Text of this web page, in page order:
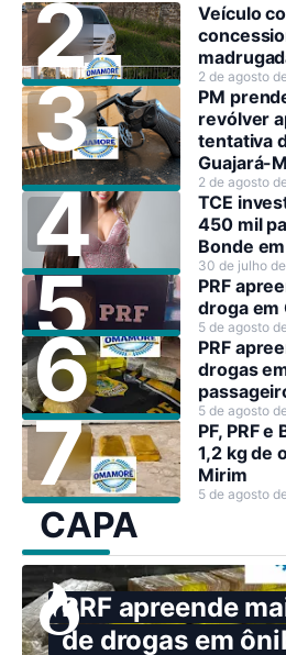
Veículo
2 de agosto
PM
revólver
tentativa
Guajará-
2 de agosto
TCE
450 mil
Bonde
30 de julho
PRF
droga em
5 de agosto
PRF
drogas
5 de agosto
PF, PRF
1,2 kg de
Mirim
5 de agosto
CAPA
PRF apreende
de drogas em